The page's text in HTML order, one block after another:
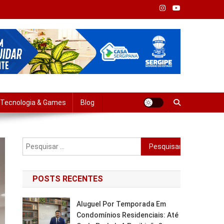
Tecnologia & Games Blog
Pesquisar
por:
POSTS RECENTES
Aluguel Por Temporada Em
Condomínios Residenciais: Até